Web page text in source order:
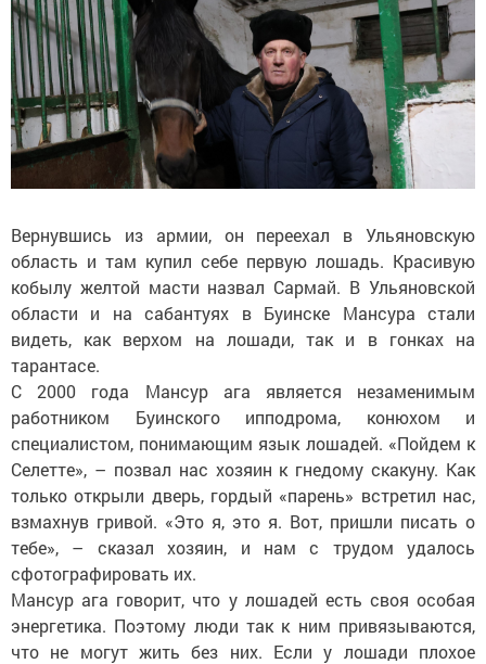
Вернувшись из армии, он переехал в Ульяновскую
область и там купил себе первую лошадь. Красивую
кобылу желтой масти назвал Сармай. В Ульяновской
области и на сабантуях в Буинске Мансура стали
видеть, как верхом на лошади, так и в гонках на
тарантасе.
С 2000 года Мансур ага является незаменимым
работником Буинского ипподрома, конюхом и
специалистом, понимающим язык лошадей. «Пойдем к
Селетте», – позвал нас хозяин к гнедому скакуну. Как
только открыли дверь, гордый «парень» встретил нас,
взмахнув гривой. «Это я, это я. Вот, пришли писать о
тебе», – сказал хозяин, и нам с трудом удалось
сфотографировать их.
Мансур ага говорит, что у лошадей есть своя особая
энергетика. Поэтому люди так к ним привязываются,
что не могут жить без них. Если у лошади плохое